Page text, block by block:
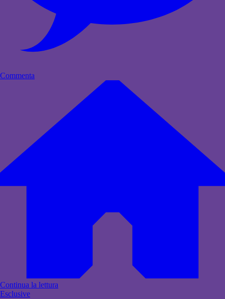
Commenta
Continua la lettura
Esclusive